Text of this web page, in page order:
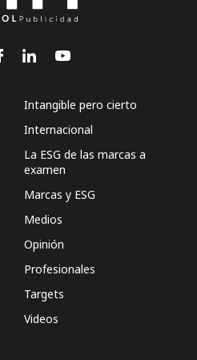
Intangible pero cierto
Internacional
La ESG de las marcas a
examen
Marcas y ESG
Medios
Opinión
Profesionales
Targets
Videos